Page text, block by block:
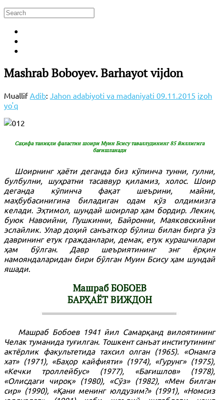
Mashrab Boboyev. Barhayot vijdon
Muallif Adib: Jahon adabiyoti va madaniyati 09.11.2015 izoh
yo'q
Саҳифа таниқли фаластин шоири Муин Бсису таваллудининг 85 йиллигига
бағишланади
Шоирнинг ҳаёти деганда биз кўпинча тунни, гулни,
булбулни, шуҳратни тасаввур қиламиз, холос. Шоир
деганда кўпинча фақат шеърини, майни,
маҳбубасинигина биладиган одам кўз олдимизга
келади. Эҳтимол, шундай шоирлар ҳам бордир. Лекин,
буюк Навоийни, Пушкинни, Байронни, Маяковскийни
эслайлик. Улар доҳий санъаткор бўлиш билан бирга ўз
даврининг етук гражданлари, демак, етук курашчилари
ҳам бўлган. Давр шеъриятининг энг ёрқин
намояндаларидан бири бўлган Муин Бсису ҳам шундай
яшади.
Машраб БОБОЕВ
БАРҲАЁТ ВИЖДОН
Машраб Бобоев 1941 йил Самарқанд вилоятининг
Челак туманида туғилган. Тошкент санъат институтининг
актёрлик факультетида тахсил олган (1965). «Онамга
хат» (1971), «Баҳор кайфияти» (1974), «Гурунг» (1975),
«Кечки троллейбус» (1977), «Бағишлов» (1978),
«Олисдаги чироқ» (1980), «Сўз» (1982), «Мен билган
сир» (1990), «Қани менинг юлдузим?» (1991), «Номсиз